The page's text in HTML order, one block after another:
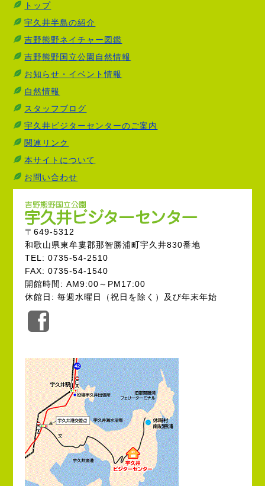
トップ
宇久井半島の紹介
吉野熊野ネイチャー図鑑
吉野熊野国立公園自然情報
お知らせ・イベント情報
自然情報
スタッフブログ
宇久井ビジターセンターのご案内
関連リンク
本サイトについて
お問い合わせ
〒649-5312
和歌山県東牟婁郡那智勝浦町宇久井830番地
TEL: 0735-54-2510
FAX: 0735-54-1540
開館時間: AM9:00～PM17:00
休館日: 毎週水曜日（祝日を除く）及び年末年始
式
Facebook